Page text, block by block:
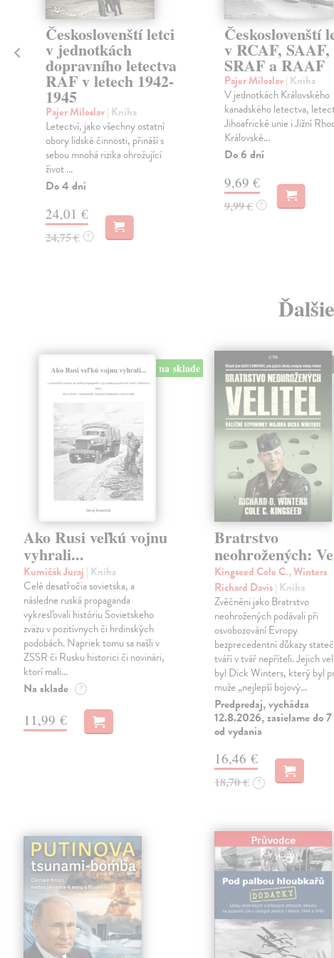
Českoslovenští letci
v jednotkách
dopravního letectva
RAF v letech 1942-
1945
Pajer Miloslav| Kniha
Letectví, jako všechny ostatní
obory lidské činnosti, přináší s
sebou mnohá rizika ohrožující
život ...
Do 4 dní
24,01 €
24,75 € ?
Českoslovenští
v RCAF, SAAF,
SRAF a RAAF
Pajer Miloslav| Kniha
V jednotkách Královského
kanadského letectva,
Jihoafrické unie i Jižní
Královské...
Do 6 dní
9,69 €
9,99 € ?
na sklade
Ako Rusi veľkú vojnu
vyhrali...
Kumičák Juraj | Kniha
Celé desaťročia sovietska, a
následne ruská propaganda
vykresľovali históriu Sovietskeho
zväzu v pozitívnych či hrdinských
podobách. Napriek tomu sa našli v
ZSSR či Rusku historici či novinári,
ktorí mali…
Na sklade ?
11,99 €
Bratrstvo
neohrožených:
Kingseed Cole C., Winters
Richard Davis| Kniha
Zvěčněni jako Bratrstvo
neohrožených podávali při
osvobozování Evropy
bezprecedentní důkazy
tváří v tvář nepříteli. Jejich
byl Dick Winters, který byl
muže „nejlepší bojový…
Predpredaj, vychádza
12.8.2026, zasielame do
od vydania
16,46 €
18,70 € ?